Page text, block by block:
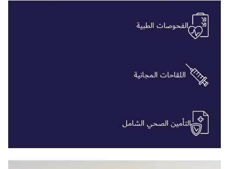
الفحوصات الطبية
اللقاحات المجانية
التأمين الصحي الشامل